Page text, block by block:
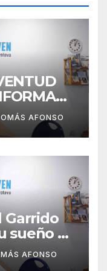
AFONSO
Garrido
sueño de
AFONSO